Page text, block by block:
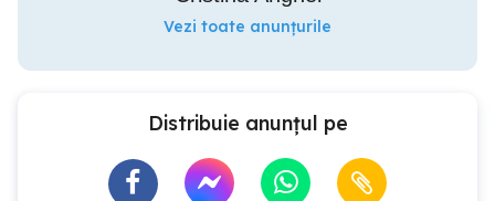
Vezi toate anunțurile
Distribuie anunțul pe